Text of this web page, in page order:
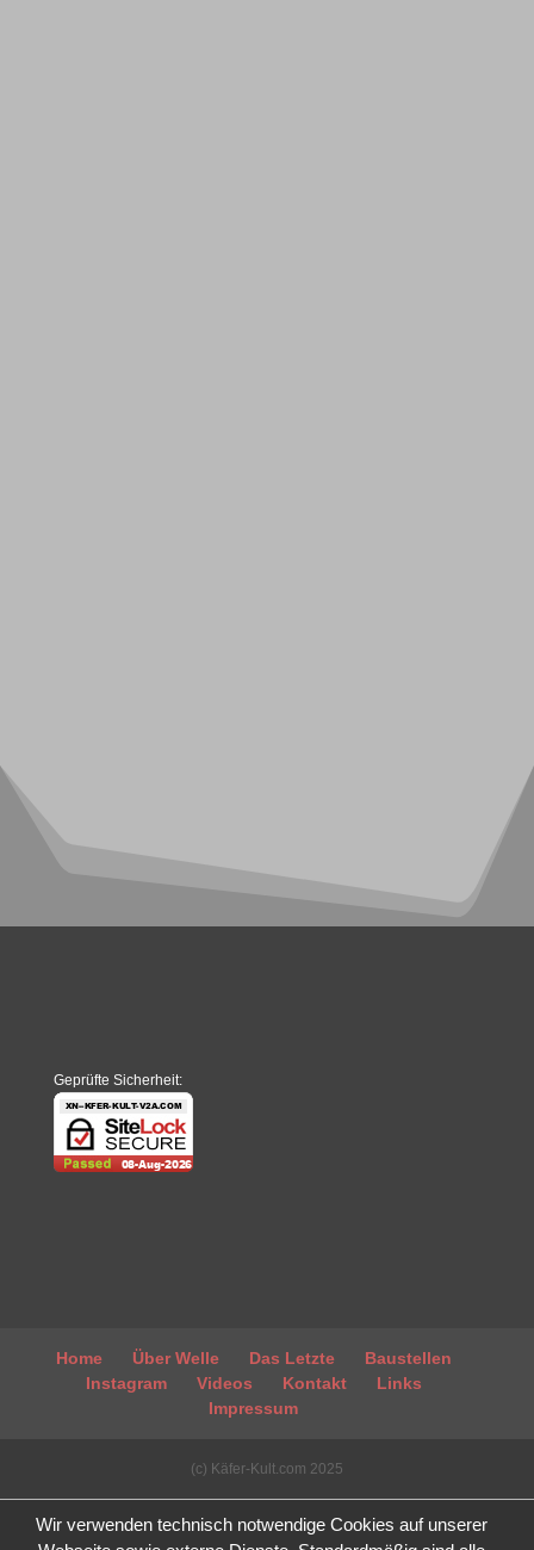
Geprüfte Sicherheit:
Home Über Welle Das Letzte
Baustellen
Instagram
Videos Kontakt
Links
Impressum
(c) Käfer-Kult.com 2025
Wir verwenden technisch notwendige Cookies auf unserer